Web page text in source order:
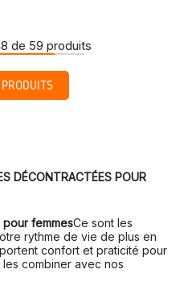
de 59 produits
DÉCONTRACTÉES POUR
femmesCe sont les
rythme de vie de plus en
confort et praticité pour
combiner avec nos